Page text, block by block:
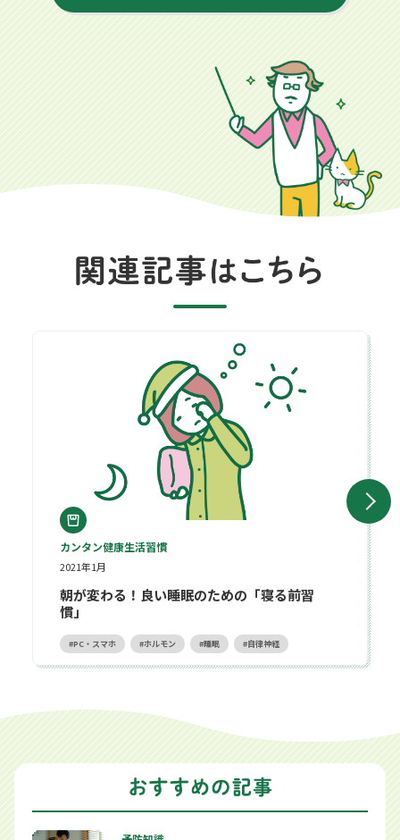
朝が変わる！良い睡眠のための「寝る前習慣」
カンタン健康生活習慣
2021年1月
朝が変わる！良い睡眠のための「寝る前習
慣」
PC・スマホ ホルモン 睡眠 自律神経